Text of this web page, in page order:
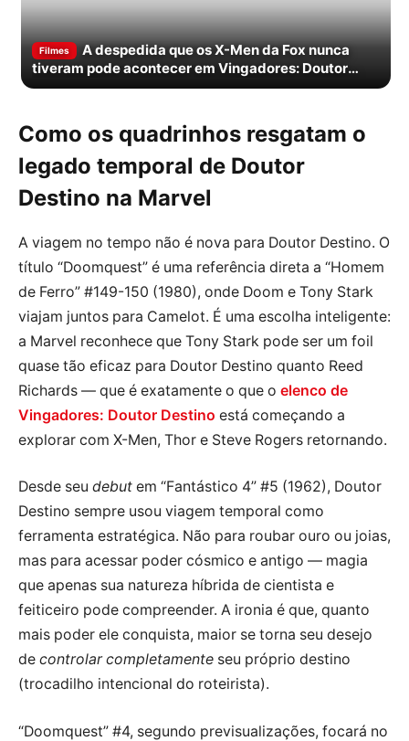
Filmes
A despedida que os X-Men da Fox nunca
tiveram pode acontecer em Vingadores: Doutor
Destino
Como os quadrinhos resgatam o
legado temporal de Doutor
Destino na Marvel
A viagem no tempo não é nova para Doutor Destino. O
título “Doomquest” é uma referência direta a “Homem
de Ferro” #149-150 (1980), onde Doom e Tony Stark
viajam juntos para Camelot. É uma escolha inteligente:
a Marvel reconhece que Tony Stark pode ser um foil
quase tão eficaz para Doutor Destino quanto Reed
Richards — que é exatamente o que o elenco de
Vingadores: Doutor Destino está começando a
explorar com X-Men, Thor e Steve Rogers retornando.
Desde seu debut em “Fantástico 4” #5 (1962), Doutor
Destino sempre usou viagem temporal como
ferramenta estratégica. Não para roubar ouro ou joias,
mas para acessar poder cósmico e antigo — magia
que apenas sua natureza híbrida de cientista e
feiticeiro pode compreender. A ironia é que, quanto
mais poder ele conquista, maior se torna seu desejo
de controlar completamente seu próprio destino
(trocadilho intencional do roteirista).
“Doomquest” #4, segundo previsualizações, focará no